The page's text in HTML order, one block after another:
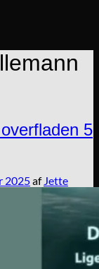
5
2025af Jette